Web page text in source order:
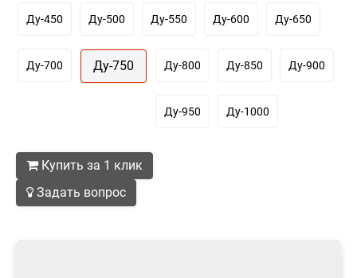
Ду-450 Ду-500 Ду-550 Ду-600 Ду-650
Ду-700 Ду-750 Ду-800 Ду-850 Ду-900
Ду-950 Ду-1000
Купить за 1 клик
Задать вопрос